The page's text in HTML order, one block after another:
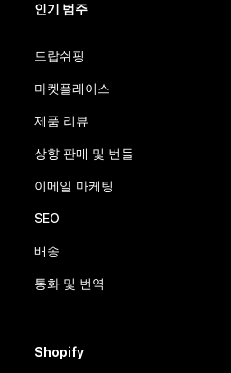
인기 범주
드랍쉬핑
마켓플레이스
제품 리뷰
상향 판매 및 번들
이메일 마케팅
SEO
배송
통화 및 번역
Shopify